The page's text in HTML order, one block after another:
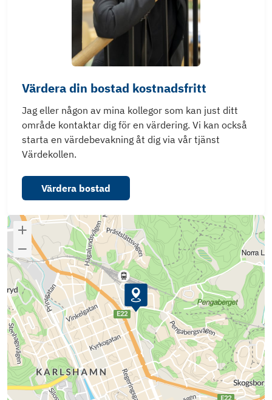
Värdera din bostad kostnadsfritt
Jag eller någon av mina kollegor som kan just ditt
område kontaktar dig för en värdering. Vi kan också
starta en värdebevakning åt dig via vår tjänst
Värdekollen.
Värdera bostad